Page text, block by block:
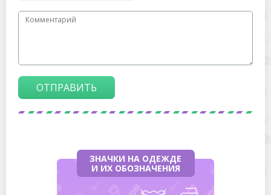
ОТПРАВИТЬ
ЗНАЧКИ НА ОДЕЖДЕ
И ИХ ОБОЗНАЧЕНИЯ